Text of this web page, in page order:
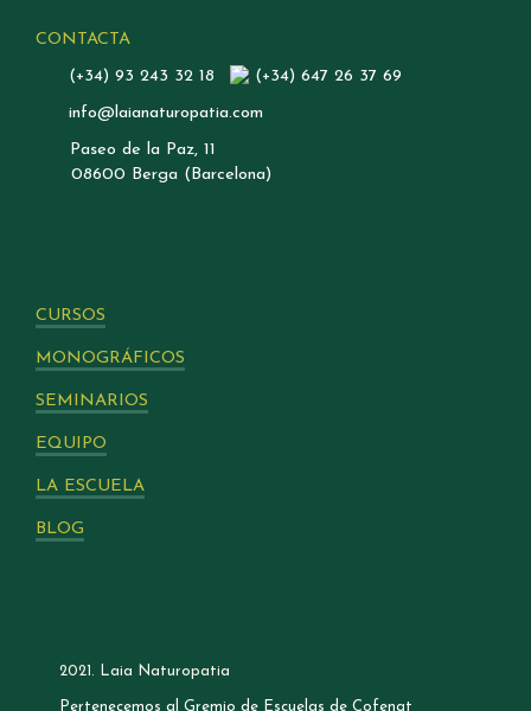
CONTACTA
(+34) 93 243 32 18 (+34) 647 26 37 69
info@laianaturopatia.com
Paseo de la Paz, 11
08600 Berga (Barcelona)
CURSOS
MONOGRÁFICOS
SEMINARIOS
EQUIPO
LA ESCUELA
BLOG
2021. Laia Naturopatia
Pertenecemos al Gremio de Escuelas de Cofenat